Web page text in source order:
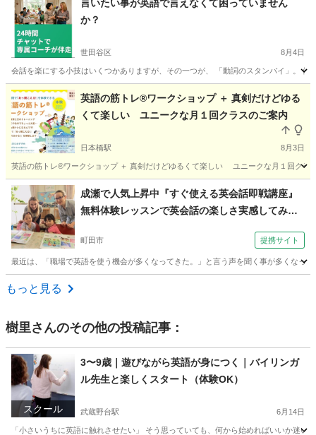
言いたい事が英語で言えなくて困っていません
か？
世田谷区 8月4日
会話を楽にする小技はいくつかありますが、その一つが、 「動詞のスタンバイ」。
東京 世田谷区 英会話 コーチング
英語の筋トレ®️ワークショップ ＋ 真剣だけどゆる
くて楽しい ユニークな月１回クラスのご案内
日本橋駅 8月3日
英語の筋トレ®️ワークショップ ＋ 真剣だけどゆるくて楽しい ユニークな月１回クラ
東京 中央区 日本橋駅 英会話 筋トレ
成瀬で人気上昇中『すぐ使える英会話即戦講座』
無料体験レッスンで英会話の楽しさ実感してみて
町田市 提携サイト
最近は、「職場で英語を使う機会が多くなってきた。」と言う声を聞く事が多くなっ
東京 町田市
もっと見る
樹里さんのその他の投稿記事：
スクール
3〜9歳｜遊びながら英語が身につく｜バイリンガ
ル先生と楽しくスタート（体験OK）
武蔵野台駅 6月14日
「小さいうちに英語に触れさせたい」 そう思っていても、何から始めればいいか迷